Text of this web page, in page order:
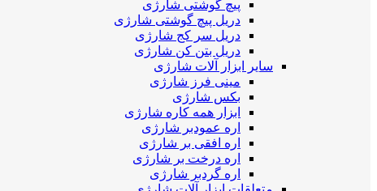
پیچ گوشتی شارژی
دریل پیچ گوشتی شارژی
دریل سر کج شارژی
دریل بتن کن شارژی
سایر ابزار آلات شارژی
مینی فرز شارژی
بکس شارژی
ابزار همه کاره شارژی
اره عمودبر شارژی
اره افقی بر شارژی
اره درخت بر شارژی
اره گردبر شارژی